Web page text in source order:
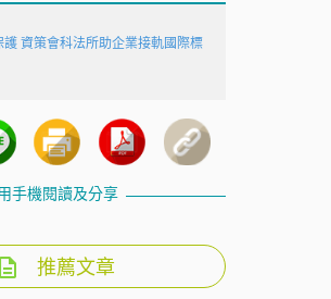
資策會科法所助企業接軌國際標
手機閱讀及分享
推薦文章